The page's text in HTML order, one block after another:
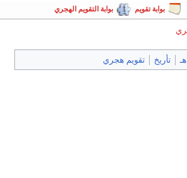
بوابة تقويم بوابة التقويم الهجري
تأريخ تقويم هجري